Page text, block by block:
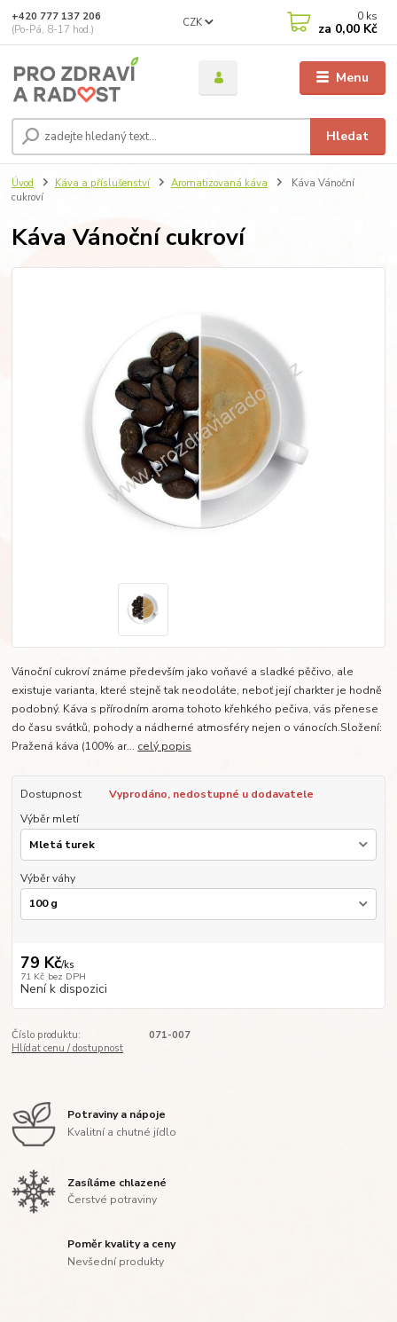
Menu
CZK
Hledat
+420 777 137 206
(Po-Pá, 8-17 hod.)
0 ks
za 0,00 Kč
Úvod Káva a příslušenství Aromatizovaná káva
Káva Vánoční
cukroví
Káva Vánoční cukroví
Vánoční cukroví známe především jako voňavé a sladké pěčivo, ale
existuje varianta, které stejně tak neodoláte, neboť její charkter je hodně
podobný. Káva s přírodním aroma tohoto křehkého pečiva, vás přenese
do času svátků, pohody a nádherné atmosféry nejen o vánocích.Složení:
Pražená káva (100% ar... celý popis
Dostupnost
Vyprodáno, nedostupné u dodavatele
Výběr mletí
Výběr váhy
79 Kč/ks
71 Kč bez DPH
Není k dispozici
Číslo produktu:
071-007
Hlídat cenu / dostupnost
Potraviny a nápoje
Kvalitní a chutné jídlo
Zasíláme chlazené
Čerstvé potraviny
Poměr kvality a ceny
Nevšední produkty